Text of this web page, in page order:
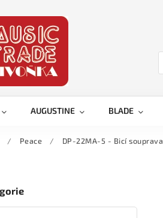
AUGUSTINE BLADE
/ Peace / DP-22MA-5 - Bicí souprava